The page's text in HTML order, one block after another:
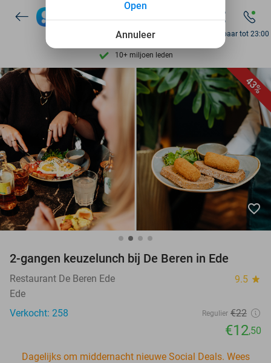
7 dagen per week beschikbaar
10+ miljoen leden
9,4 op basis van
Ontdek 15.000+ deals
7 dagen per week beschikbaar
10+ miljoen leden
Bereikbaar tot 23:00
43%
favorite_border
2-gangen keuzelunch bij De Beren in Ede
Restaurant De Beren Ede 9.5 star
Ede
Verkocht: 258
Regulier €22
€12,50
Dagelijks om middernacht nieuwe Social Deals. Wees
Annuleer
Open